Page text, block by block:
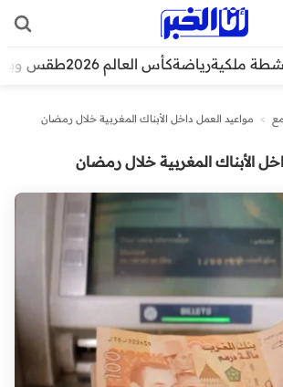
ملكيةرياضةكأس العالم 2026 طقس
> مواعيد العمل داخل الأبناك المغربية خلال رمضان
الأبناك المغربية خلال رمضان